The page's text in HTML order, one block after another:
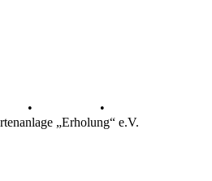
•
•
„Erholung“ e.V.